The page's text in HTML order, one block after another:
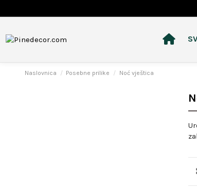
Naslovnica Posebne prilike Noć vještica